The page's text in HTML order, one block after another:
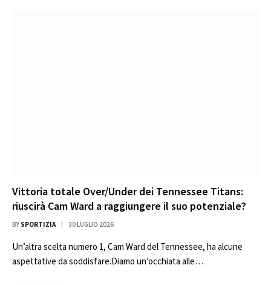
Vittoria totale Over/Under dei Tennessee Titans:
riuscirà Cam Ward a raggiungere il suo potenziale?
BY SPORTIZIA 30 LUGLIO 2026
Un’altra scelta numero 1, Cam Ward del Tennessee, ha alcune
aspettative da soddisfare.Diamo un’occhiata alle…